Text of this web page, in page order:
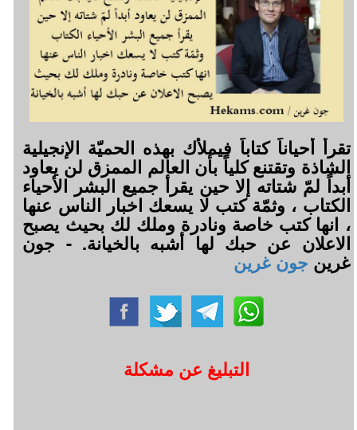
تقرأ أحياناً كتاباً فيملأك بهذه الحميّة الإنجيلية
الشاذة وتقتنع كلياً بأن العالم الممزق لن يعاود
أبداً لمّ شتاته إلا حين يقرأ جميع البشر الأحياء
الكتاب ، وثمّة كتب لا يسعك اخبار الناس عنها
، انها كتب خاصة ونادرة وملك لك بحيث يصبح
الاعلان عن حبك لها أشبه بالخيانة. - جون
غرينجون غرين
التبليغ عن مشكلة